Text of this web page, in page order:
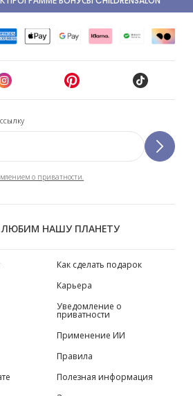
о приватности.
НАШУ ПЛАНЕТУ
Как сделать подарок
Карьера
Уведомление о
приватности
Применение ИИ
Правила
Полезная информация